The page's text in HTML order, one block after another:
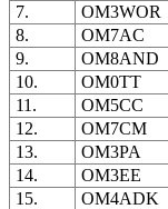
7.
OM3WOR
8.
OM7AC
9.
OM8AND
10.
OM0TT
11.
OM5CC
12.
OM7CM
13.
OM3PA
14.
OM3EE
15.
OM4ADK